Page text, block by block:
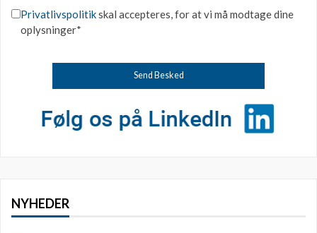
Privatlivspolitikskal accepteres, for at vi må modtage dine
oplysninger*
NYHEDER